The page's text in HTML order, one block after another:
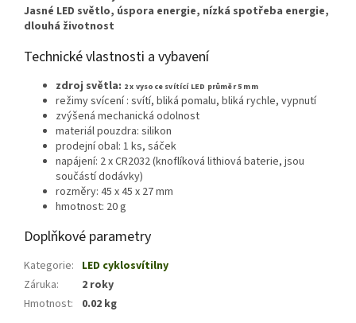
Jasné LED světlo, úspora energie, nízká spotřeba energie,
dlouhá životnost
Technické vlastnosti a vybavení
zdroj světla: 2 x vysoce svítící LED průměr 5 mm
režimy svícení : svítí, bliká pomalu, bliká rychle, vypnutí
zvýšená mechanická odolnost
materiál pouzdra: silikon
prodejní obal: 1 ks, sáček
napájení: 2 x CR2032 (knoflíková lithiová baterie, jsou
součástí dodávky)
rozměry: 45 x 45 x 27 mm
hmotnost: 20 g
Doplňkové parametry
Kategorie: LED cyklosvítilny
Záruka:
2 roky
Hmotnost: 0.02 kg